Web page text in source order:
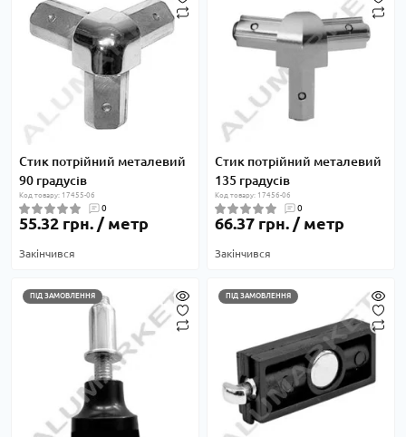
Стик потрійний металевий
90 градусів
Код товару: 17455-06
0
55.32 грн. / метр
Закінчився
Стик потрійний металевий
135 градусів
Код товару: 17456-06
0
66.37 грн. / метр
Закінчився
ПІД ЗАМОВЛЕННЯ ПІД ЗАМОВЛЕННЯ